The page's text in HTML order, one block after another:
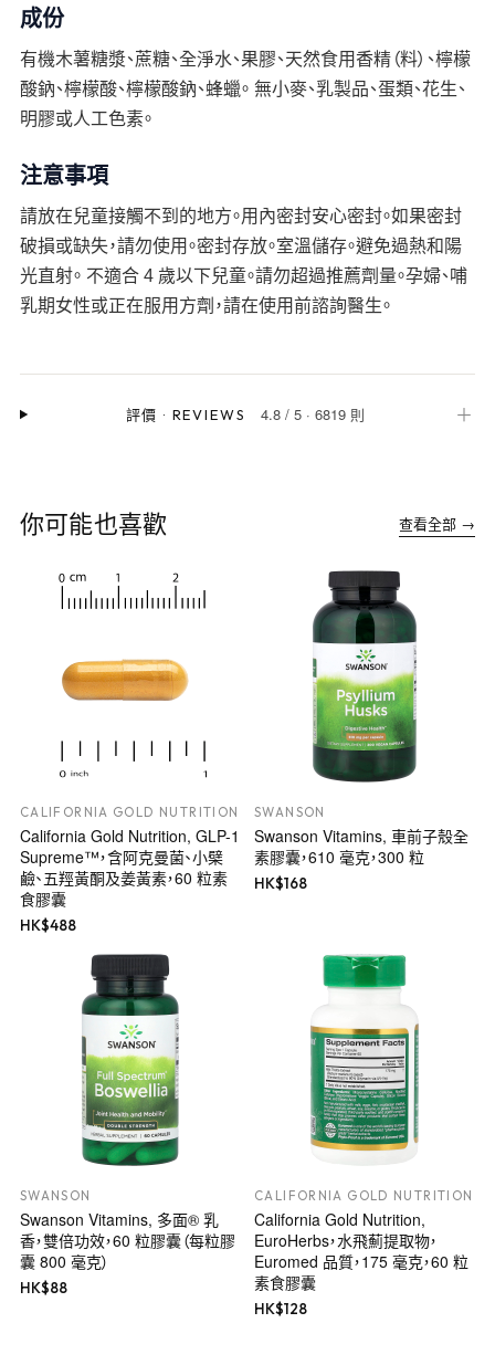
成份
有機木薯糖漿、蔗糖、全淨水、果膠、天然食用香精（料）、檸檬
酸鈉、檸檬酸、檸檬酸鈉、蜂蠟。 無小麥、乳製品、蛋類、花生、
明膠或人工色素。
注意事項
請放在兒童接觸不到的地方。用內密封安心密封。如果密封
破損或缺失，請勿使用。密封存放。室溫儲存。避免過熱和陽
光直射。 不適合 4 歲以下兒童。請勿超過推薦劑量。孕婦、哺
乳期女性或正在服用方劑，請在使用前諮詢醫生。
評價 · REVIEWS 4.8 /5 ·6819 則 ＋
你可能也喜歡 查看全部 →
CALIFORNIA GOLD NUTRITION
California Gold Nutrition, GLP-1
Supreme™，含阿克曼菌、小檗
鹼、五羥黃酮及姜黃素，60 粒素
食膠囊
HK$488
SWANSON
Swanson Vitamins, 車前子殼全
素膠囊，610 毫克，300 粒
HK$168
SWANSON
Swanson Vitamins, 多面® 乳
香，雙倍功效，60 粒膠囊（每粒膠
囊 800 毫克）
HK$88
CALIFORNIA GOLD NUTRITION
California Gold Nutrition,
EuroHerbs，水飛薊提取物，
Euromed 品質，175 毫克，60 粒
素食膠囊
HK$128